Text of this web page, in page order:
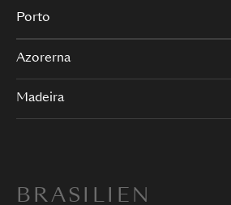
Porto
Azorerna
Madeira
BRASILIEN